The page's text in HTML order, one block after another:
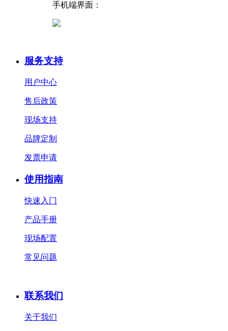
手机端界面：
服务支持
用户中心
售后政策
现场支持
品牌定制
发票申请
使用指南
快速入门
产品手册
现场配置
常见问题
联系我们
关于我们